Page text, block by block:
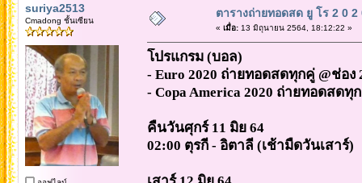
suriya2513
Cmadong ชั้นเซียน
ตารางถ่ายทอดสด ยู โร 2 0 2
« เมื่อ:13 มิถุนายน 2564, 18:12:22 »
โปรแกรม (บอล)
- Euro 2020 ถ่ายทอดสดทุกคู่ @ช่อง
- Copa America 2020 ถ่ายทอดสดทุ
คืนวันศุกร์ 11 มิย 64
02:00 ตุรกี - อิตาลี (เช้ามืดวันเสาร์)